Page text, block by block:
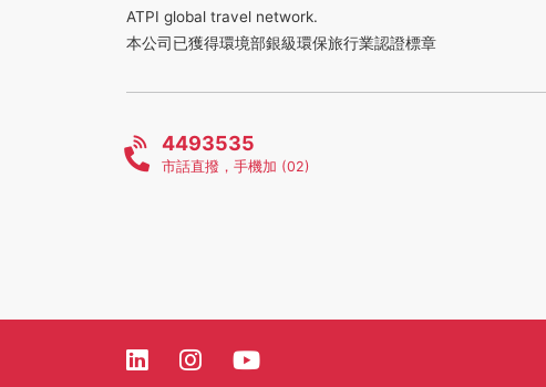
ATPI global travel network.
本公司已獲得環境部銀級環保旅行業認證標章
4493535
市話直撥，手機加 (02)